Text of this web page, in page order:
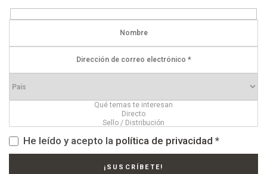
He leído y acepto la política de privacidad *